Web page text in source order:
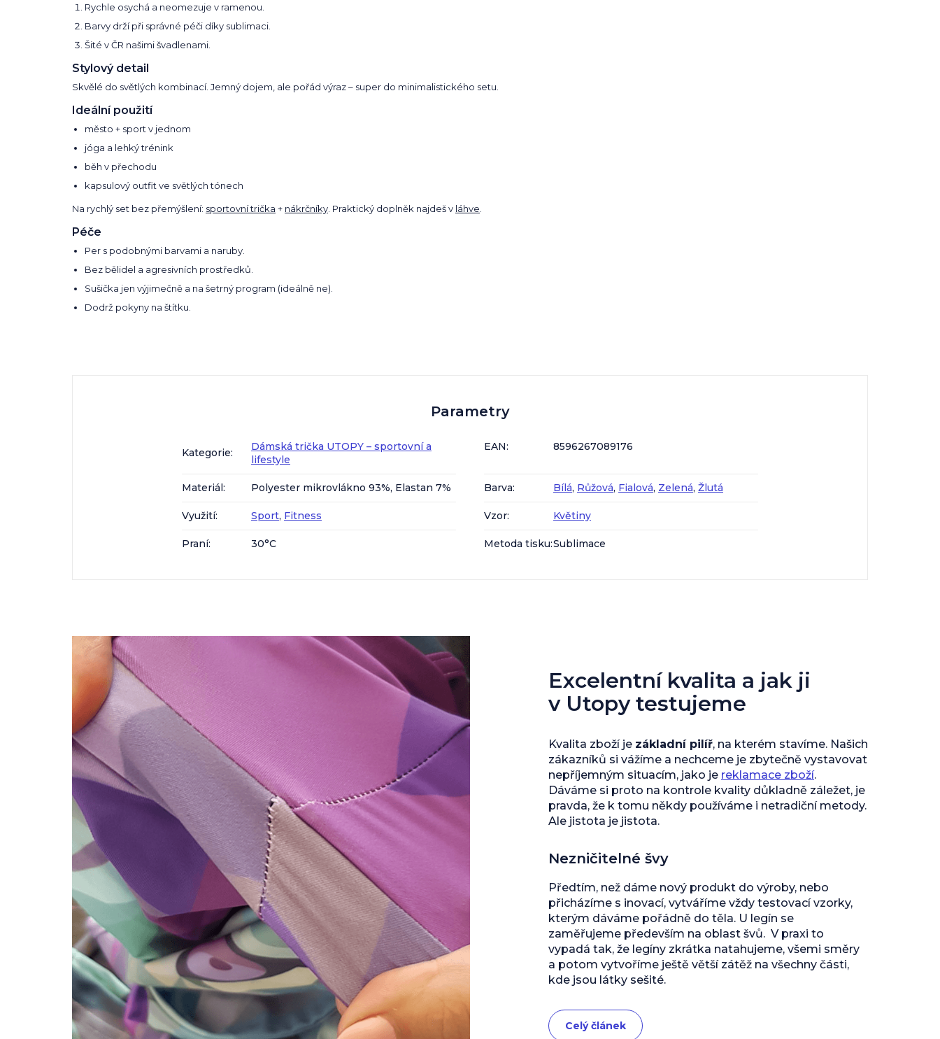
Rychle osychá a neomezuje v ramenou.
Barvy drží při správné péči díky sublimaci.
Šité v ČR našimi švadlenami.
Stylový detail
Skvělé do světlých kombinací. Jemný dojem, ale pořád výraz – super do minimalistického setu.
Ideální použití
město + sport v jednom
jóga a lehký trénink
běh v přechodu
kapsulový outfit ve světlých tónech
Na rychlý set bez přemýšlení: sportovní trička + nákrčníky . Praktický doplněk najdeš v láhve
Péče
Per s podobnými barvami a naruby.
Bez bělidel a agresivních prostředků.
Sušička jen výjimečně a na šetrný program (ideálně ne).
Dodrž pokyny na štítku.
Parametry
Kategorie:
Dámská trička UTOPY – sportovní a
lifestyle
EAN: 8596267089176
Materiál: Polyester mikrovlákno 93%, Elastan 7% Barva: Bílá, Růžová, Fialová, Zelená, Žlutá
Využití: Sport, Fitness Vzor: Květiny
Praní: 30°C Metoda tisku:Sublimace
Excelentní kvalita a jak ji
v Utopy testujeme
Kvalita zboží je základní pilíř, na kterém stavíme. Našich
zákazníků si vážíme a nechceme je zbytečně vystavovat
nepříjemným situacím, jako je reklamace zboží.
Dáváme si proto na kontrole kvality důkladně záležet, je
pravda, že k tomu někdy používáme i netradiční metody.
Ale jistota je jistota.
Nezničitelné švy
Předtím, než dáme nový produkt do výroby, nebo
přicházíme s inovací, vytváříme vždy testovací vzorky,
kterým dáváme pořádně do těla. U legín se
zaměřujeme především na oblast švů. V praxi to
vypadá tak, že legíny zkrátka natahujeme, všemi směry
a potom vytvoříme ještě větší zátěž na všechny části,
kde jsou látky sešité.
Celý článek